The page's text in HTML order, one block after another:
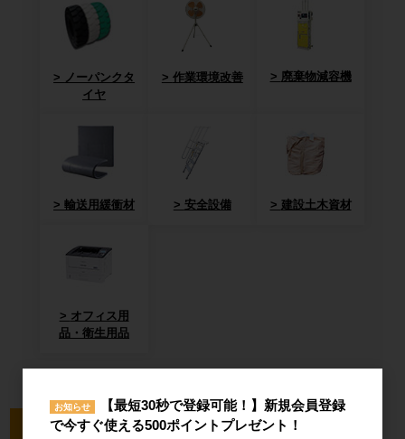
ノーパンクタ
イヤ
作業環境改善 廃棄物減容機
輸送用緩衝材 安全設備 建設土木資材
オフィス用
品・衛生用品
今回のピックアップ商品
お知らせ
【最短30秒で登録可能！】新規会員登録
で今すぐ使える500ポイントプレゼント！